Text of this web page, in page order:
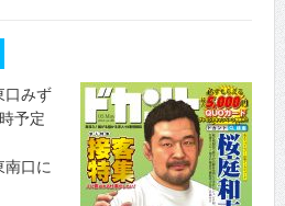
みず
予定
口に